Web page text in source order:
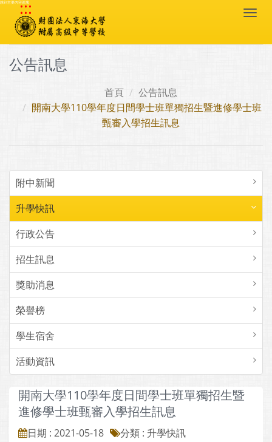
跳到主要內容區塊
:::
公告訊息
首頁
公告訊息
開南大學110學年度日間學士班單獨招生暨進修學士班
甄審入學招生訊息
附中新聞
升學快訊
行政公告
招生訊息
獎助消息
榮譽榜
學生宿舍
活動資訊
開南大學110學年度日間學士班單獨招生暨
進修學士班甄審入學招生訊息
日期 : 2021-05-18
分類 : 升學快訊